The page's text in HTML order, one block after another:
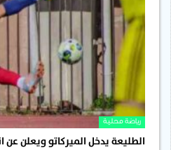
رياضة محلية
الطليعة يدخل الميركاتو ويعلن عن